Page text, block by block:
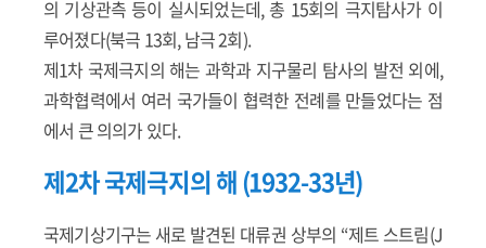
의 기상관측 등이 실시되었는데, 총 15회의 극지탐사가 이
루어졌다(북극 13회, 남극 2회).
제1차 국제극지의 해는 과학과 지구물리 탐사의 발전 외에,
과학협력에서 여러 국가들이 협력한 전례를 만들었다는 점
에서 큰 의의가 있다.
제2차 국제극지의 해 (1932-33년)
국제기상기구는 새로 발견된 대류권 상부의 “제트 스트림(J